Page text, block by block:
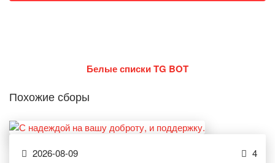
Белые списки TG BOT
Похожие сборы
2026-08-09 4